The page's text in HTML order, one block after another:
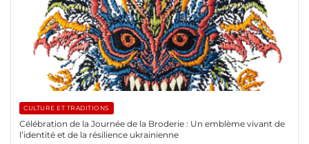
CULTURE ET TRADITIONS
Célébration de la Journée de la Broderie : Un emblème vivant de
l’identité et de la résilience ukrainienne